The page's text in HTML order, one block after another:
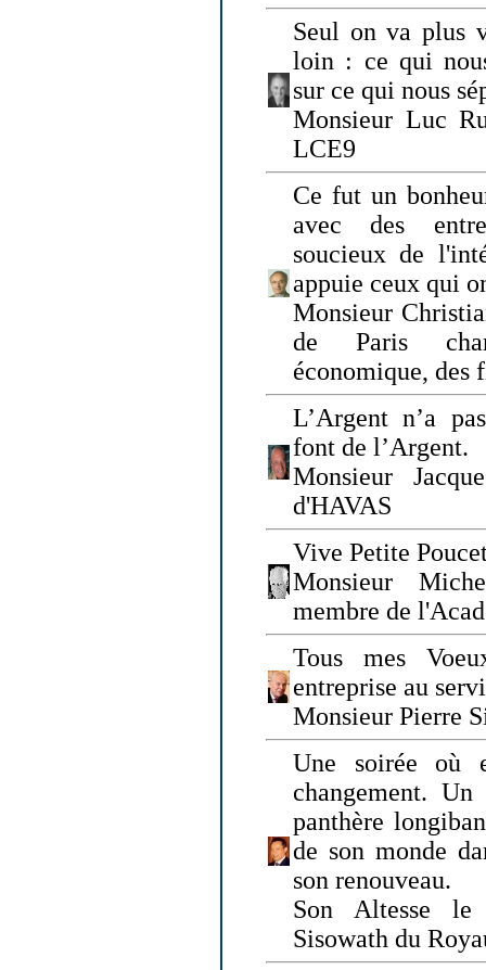
Seul on va plus
loin : ce qui
sur ce qui nous
Monsieur Luc
LCE9
Ce fut un
avec des
soucieux de
appuie ceux qui
Monsieur
de Paris
économique, des
L’Argent n’a
font de l’Argent.
Monsieur
d'HAVAS
Vive Petite
Monsieur
membre de
Tous mes
entreprise au
Monsieur Pierre
Une soirée où
changement.
panthère
de son monde
son renouveau.
Son Altesse le
Sisowath du